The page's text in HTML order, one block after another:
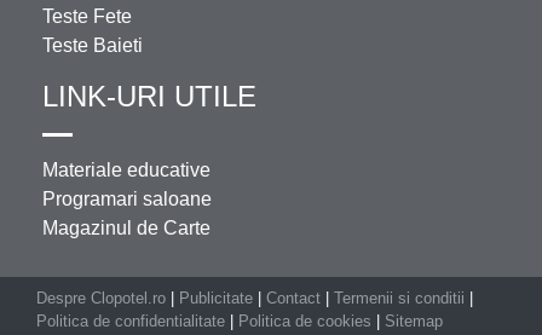
Teste Fete
Teste Baieti
LINK-URI UTILE
Materiale educative
Programari saloane
Magazinul de Carte
Despre Clopotel.ro Publicitate Contact Termenii si conditii
Politica de confidentialitate
Politica de cookies Sitemap